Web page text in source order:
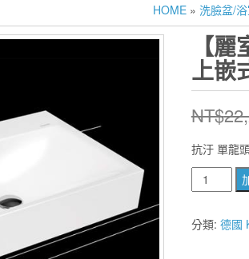
HOME » 洗臉盆/
【
上嵌
NT$
抗汙 單龍
【麗
室
衛
浴】
分類: 德國